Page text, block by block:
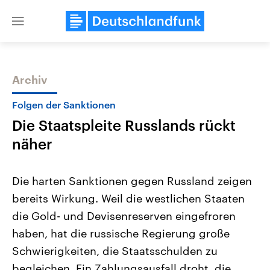
Close
Themen
Landtagswahl Sachsen-Anhalt
2026
Alle Informationen
Sachsen-Anhalt wählt am 6.
September 2026 einen neuen
Landtag. Seit 2021 wird das
Bundesland von einer Koalition aus
Aktuelle Beiträge,
Hintergründe
Wirtschaftlich und
gehören die Vereinigten
den mächtigsten Ländern
mit großem Einfluss auf
Archiv
Folgen der Sanktionen
Die Staatspleite Russlands rückt
näher
Die harten Sanktionen gegen Russland zeigen
bereits Wirkung. Weil die westlichen Staaten
die Gold- und Devisenreserven eingefroren
haben, hat die russische Regierung große
Schwierigkeiten, die Staatsschulden zu